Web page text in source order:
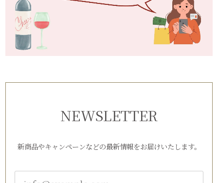
NEWSLETTER
新商品やキャンペーンなどの最新情報をお届けいたします。